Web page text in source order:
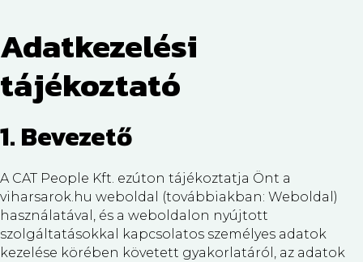
Adatkezelési
tájékoztató
1. Bevezető
A CAT People Kft. ezúton tájékoztatja Önt a
viharsarok.hu weboldal (továbbiakban: Weboldal)
használatával, és a weboldalon nyújtott
szolgáltatásokkal kapcsolatos személyes adatok
kezelése körében követett gyakorlatáról, az adatok